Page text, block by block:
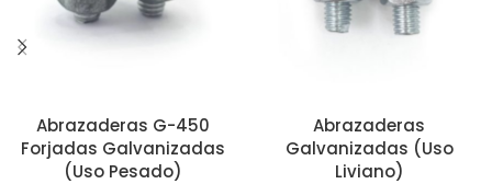
Abrazaderas G-450
Forjadas Galvanizadas
(Uso Pesado)
Abrazaderas
Galvanizadas (Uso
Liviano)